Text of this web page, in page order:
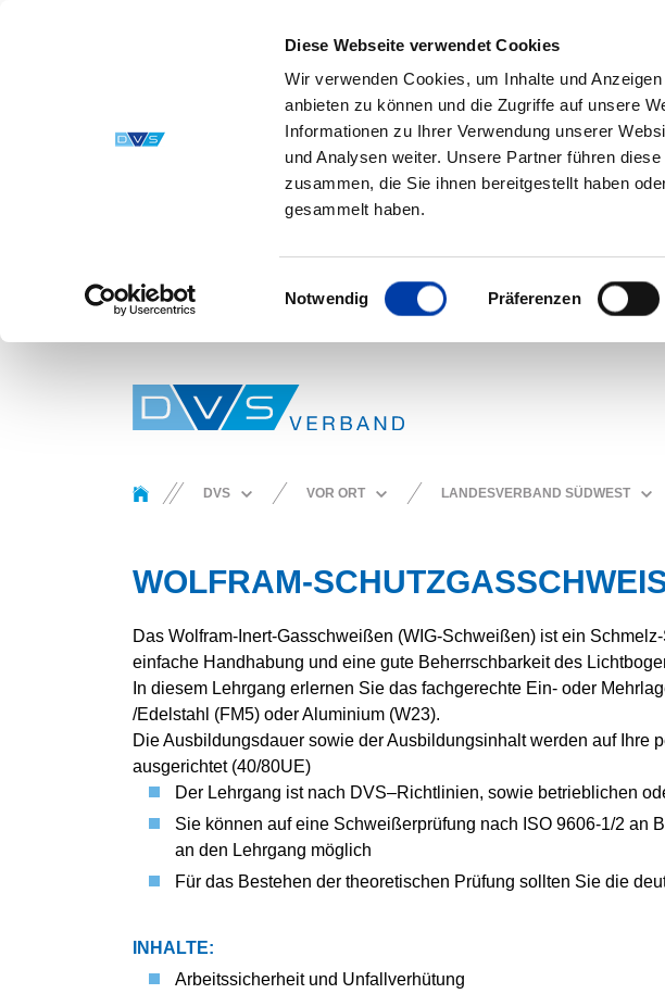
Diese Webseite verwendet Cookies
Wir verwenden Cookies, um Inhalte und
anbieten zu können und die Zugriffe auf unsere
Informationen zu Ihrer Verwendung unserer
und Analysen weiter. Unsere Partner führen
zusammen, die Sie ihnen bereitgestellt haben
gesammelt haben.
Einwilligungsauswahl
Notwendig Präferenzen
You are here:
DVS
HANDWERK
HISTORIE
VOR ORT
LANDESVERBAND
OST
SÜD
LANDESVERBAND
SÜDWEST
LANDESVERBAND
WEST
LANDESVERBAND SÜDWEST
FRIEDRICHSHAFEN-RAVENSBURG
BEZIRKSVERBAND KARLSRUHE-
PFORZHEIM
BEZIRKSVERBAND KOBLENZ
BEZIRKSVERBAND KONSTANZ
BEZIRKSVERBAND MAINZ-
LUDWIGSHAFEN
BEZIRKSVERBAND MITTELBADEN-
BEZIRKSVERBAND ODENWALD-
STUTTGART-ALB-FILS
WOLFRAM-
Das Wolfram-Inert-Gasschweißen (WIG-Schweißen) ist ein
einfache Handhabung und eine gute Beherrschbarkeit des
In diesem Lehrgang erlernen Sie das fachgerechte Ein- oder
/Edelstahl (FM5) oder Aluminium (W23).
Die Ausbildungsdauer sowie der Ausbildungsinhalt werden auf
ausgerichtet (40/80UE)
Der Lehrgang ist nach DVS–Richtlinien, sowie betrieblichen
Sie können auf eine Schweißerprüfung nach ISO 9606-1/2 an
an den Lehrgang möglich
Für das Bestehen der theoretischen Prüfung sollten Sie die
INHALTE:
Arbeitssicherheit und Unfallverhütung